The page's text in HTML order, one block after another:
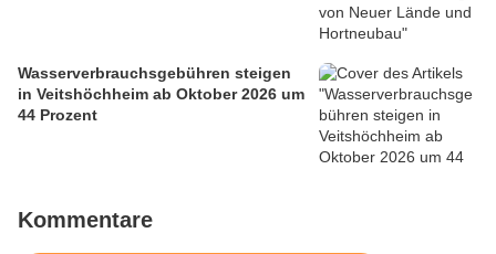
Wasserverbrauchsgebühren steigen
in Veitshöchheim ab Oktober 2026 um
44 Prozent
Kommentare